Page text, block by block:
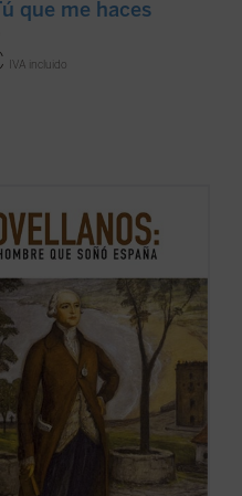
que me haces
IVA incluido
después del fallecimiento de
de Jovellanos, la figura
de los ilustrados
sigue suscitando debates e
Los autores de este
todos ellos
en la vida y ...
(ver ficha)